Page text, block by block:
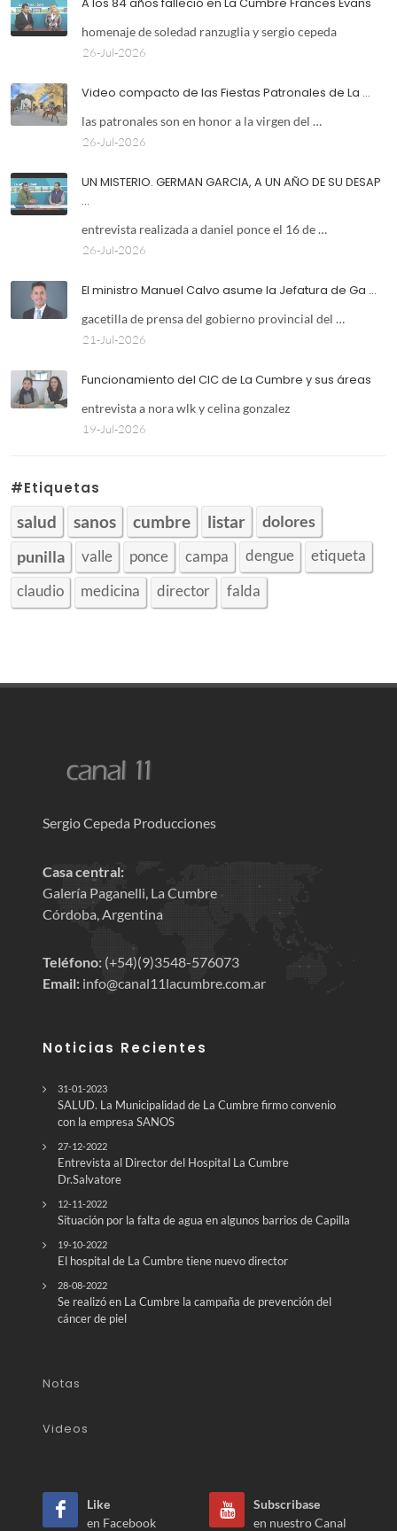
homenaje de soledad ranzuglia y sergio cepeda
26-Jul-2026
Video compacto de las Fiestas Patronales de La …
las patronales son en honor a la virgen del …
26-Jul-2026
UN MISTERIO. GERMAN GARCIA, A UN AÑO DE SU DESAP
…
entrevista realizada a daniel ponce el 16 de …
26-Jul-2026
El ministro Manuel Calvo asume la Jefatura de Ga …
gacetilla de prensa del gobierno provincial del …
21-Jul-2026
Funcionamiento del CIC de La Cumbre y sus áreas
entrevista a nora wlk y celina gonzalez
19-Jul-2026
#Etiquetas
salud sanos cumbre listar
dolores
punilla
valle ponce campa dengue
etiqueta
claudio
medicina director falda
Sergio Cepeda Producciones
Casa central:
Galería Paganelli, La Cumbre
Córdoba, Argentina
Teléfono: (+54)(9)3548-576073
Email: info@canal11lacumbre.com.ar
Noticias Recientes
31-01-2023
SALUD. La Municipalidad de La Cumbre firmo convenio
con la empresa SANOS
27-12-2022
Entrevista al Director del Hospital La Cumbre
Dr.Salvatore
12-11-2022
Situación por la falta de agua en algunos barrios de Capilla
19-10-2022
El hospital de La Cumbre tiene nuevo director
28-08-2022
Se realizó en La Cumbre la campaña de prevención del
cáncer de piel
Notas
Videos
Like
en Facebook
Subscribase
en nuestro Canal